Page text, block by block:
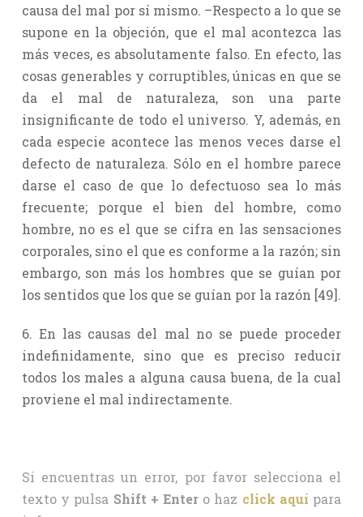
causa del mal por sí mismo. –Respecto a lo que se
supone en la objeción, que el mal acontezca las
más veces, es absolutamente falso. En efecto, las
cosas generables y corruptibles, únicas en que se
da el mal de naturaleza, son una parte
insignificante de todo el universo. Y, además, en
cada especie acontece las menos veces darse el
defecto de naturaleza. Sólo en el hombre parece
darse el caso de que lo defectuoso sea lo más
frecuente; porque el bien del hombre, como
hombre, no es el que se cifra en las sensaciones
corporales, sino el que es conforme a la razón; sin
embargo, son más los hombres que se guían por
los sentidos que los que se guían por la razón [49].
6. En las causas del mal no se puede proceder
indefinidamente, sino que es preciso reducir
todos los males a alguna causa buena, de la cual
proviene el mal indirectamente.
Si encuentras un error, por favor selecciona el
texto y pulsa Shift + Enter o haz click aquí para